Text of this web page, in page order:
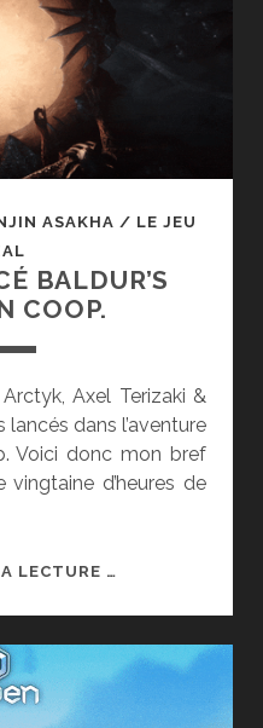
DOFUS
TOUCH.
ASAKHA / LE JEU
BALDUR’S
COOP.
Axel Terizaki &
dans l’aventure
Voici donc mon bref
vingtaine d’heures de
LECTURE …
GATE